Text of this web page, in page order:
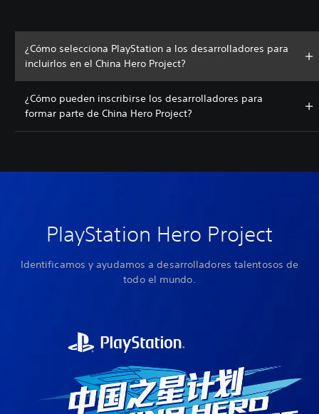
¿Cómo selecciona PlayStation a los desarrolladores para
incluirlos en el China Hero Project?
¿Cómo pueden inscribirse los desarrolladores para
formar parte de China Hero Project?
PlayStation Hero Project
Identificamos y ayudamos a desarrolladores talentosos de
todo el mundo.